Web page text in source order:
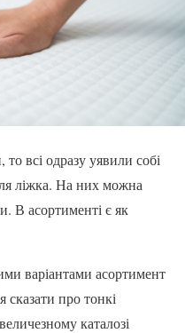
всі одразу уявили собі
ліжка. На них можна
В асортименті є як
варіантами асортимент
про тонкі
каталозі